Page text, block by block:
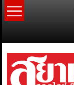
Skip
to